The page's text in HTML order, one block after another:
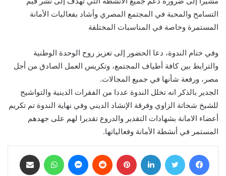
التسامح والمحبة في المجتمع المصري وأشاد بفعاليات الأمانة
المستمرة وخاصة في المناسبات المختلفة
وفي ختام الندوة، دعا الحضور إلى تعزيز روح الوحدة الوطنية
والترابط بين كافة أطياف المجتمع، وتكريس العمل الصادق من أجل
مصر، ورفعة شأنها في جميع المجالات.
الجدير بالذكر انه تخلل الندوة عددا من الفقرات الدينية والتواشيح
للشيخ شحاتة الزاوي وفرقة الإنشاد الديني وفي نهاية الندوة تم تكريم
أعضاء الامانة بشهادات التقدير والدروع تقديرا لهم على جهدهم
المستمر في أنشطة الأمانة وفعالياتها.
فيسبوك تويتر لينكدإن بينتيريست ماسنجر واتساب